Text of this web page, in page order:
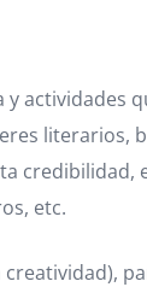
actividades
literarios,
credibilidad,
etc.